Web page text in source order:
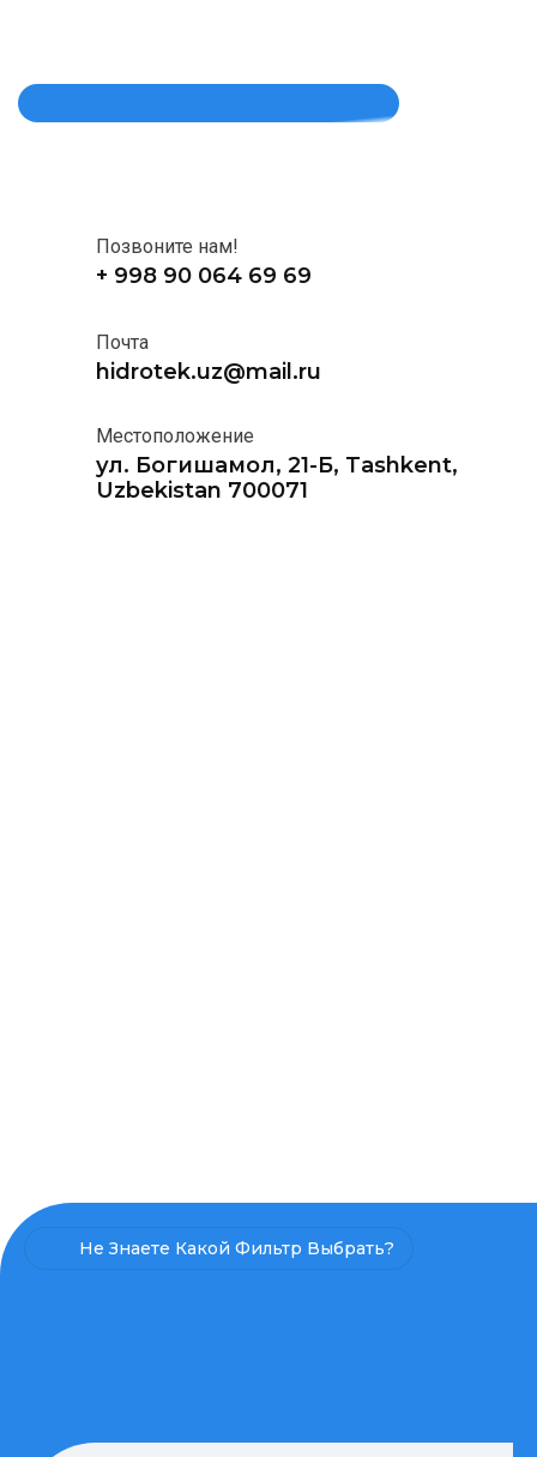
Позвоните нам!
+ 998 90 064 69 69
Почта
hidrotek.uz@mail.ru
Местоположение
ул. Богишамол, 21-Б, Tashkent,
Uzbekistan 700071
Не Знаете Какой Фильтр Выбрать?